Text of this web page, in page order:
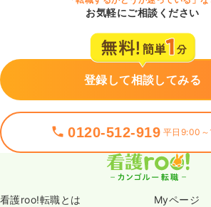
お気軽にご相談ください
登録して相談してみる
0120-512-919 平日9:00
看護roo!転職とは Myページ